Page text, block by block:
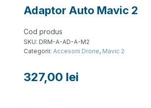
Adaptor Auto Mavic 2
Cod produs
SKU: DRM-A-AD-A-M2
Categorii: Accesorii Drone, Mavic 2
327,00 lei